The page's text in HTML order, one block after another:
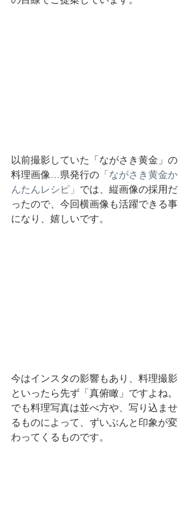
以前撮影していた「ながさき黄金」の
料理画像…県発行の 「ながさき黄金か
んたんレシピ」 では、縦画像の採用だ
ったので、今回横画像も活躍できる事
になり、嬉しいです。
今はインスタの影響もあり、料理撮影
といったら先ず「真俯瞰」ですよね。
でも料理写真は並べ方や、写り込ませ
るものによって、ずいぶんと印象が変
わってくるものです。